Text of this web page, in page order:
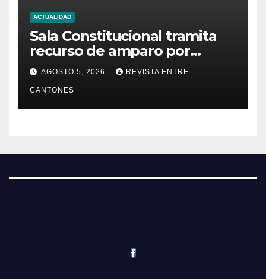
ACTUALIDAD
Sala Constitucional tramita
recurso de amparo por
presunta falta de respuesta
en relación con los
fundamentos técnicos del
examen de incorporación al
AGOSTO 5, 2026 REVISTA ENTRE
CANTONES